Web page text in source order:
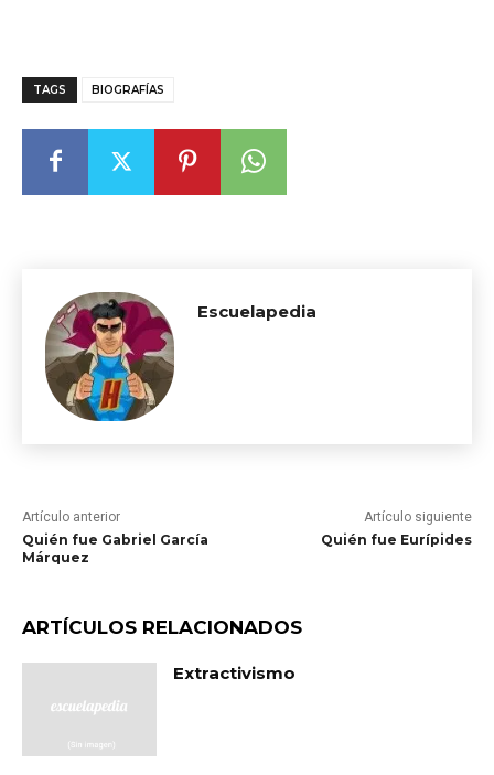
TAGS BIOGRAFÍAS
Escuelapedia
Artículo anterior
Quién fue Gabriel García
Márquez
Artículo siguiente
Quién fue Eurípides
ARTÍCULOS RELACIONADOS
Extractivismo